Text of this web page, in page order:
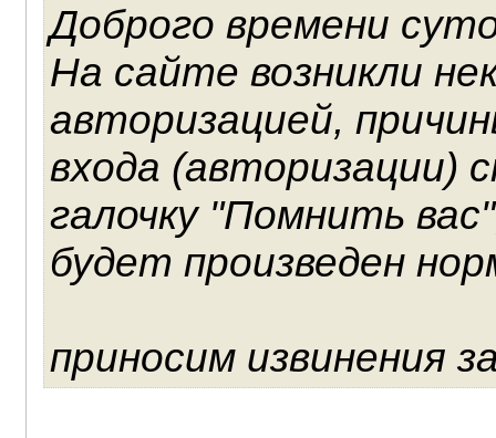
Доброго времени
На сайте возникли
авторизацией,
входа (авторизации)
галочку "Помнить
будет произведен
приносим извинения